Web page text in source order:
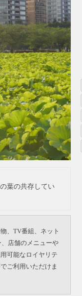
葉の共存してい
、TV番組、ネット
店舗のメニューや
可能なロイヤリテ
ご利用いただけま